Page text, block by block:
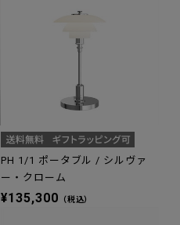
PH 1/1 ポータブル / シルヴァ
ー・クローム
¥135,300 （税込）